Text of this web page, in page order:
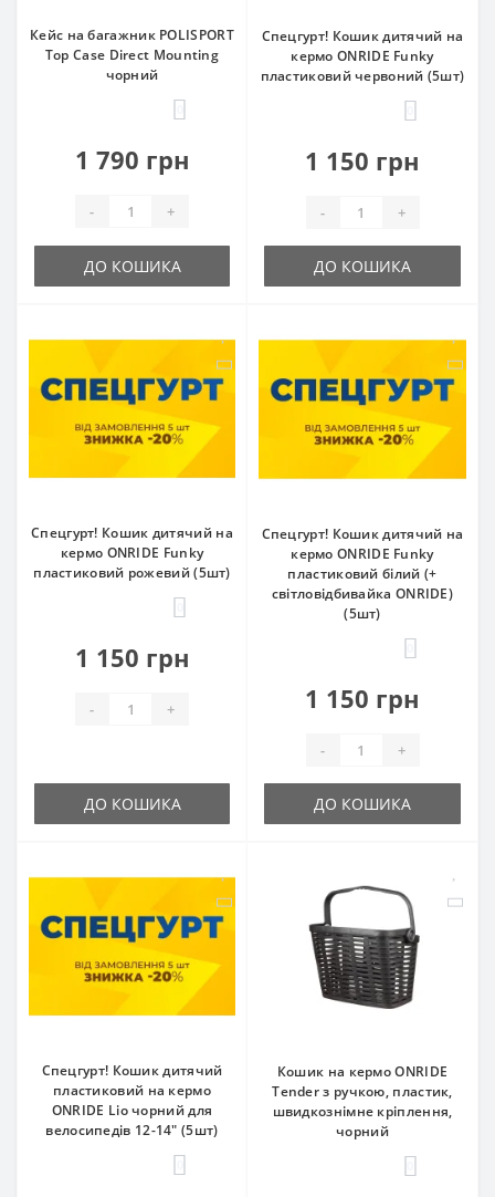
Кейс на багажник POLISPORT
Top Case Direct Mounting
чорний
1 790 грн
- +
ДО КОШИКА
Спецгурт! Кошик дитячий на
кермо ONRIDE Funky
пластиковий червоний (5шт)
1 150 грн
- +
ДО КОШИКА
Спецгурт! Кошик дитячий на
кермо ONRIDE Funky
пластиковий рожевий (5шт)
1 150 грн
- +
ДО КОШИКА
Спецгурт! Кошик дитячий на
кермо ONRIDE Funky
пластиковий білий (+
світловідбивайка ONRIDE)
(5шт)
1 150 грн
- +
ДО КОШИКА
Спецгурт! Кошик дитячий
пластиковий на кермо
ONRIDE Lio чорний для
велосипедів 12-14" (5шт)
Кошик на кермо ONRIDE
Tender з ручкою, пластик,
швидкознімне кріплення,
чорний